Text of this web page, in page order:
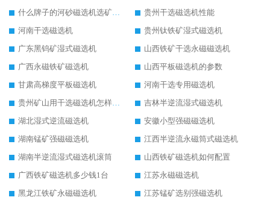
什么牌子的河砂磁选机选矿效果好
贵州干选磁选机性能
河南干选磁选机
贵州钛铁矿湿式磁选机
广东黑钨矿湿式磁选机
山西铁矿干选永磁磁选机
广西永磁铁矿磁选机
山西平板磁选机的参数
甘肃高梯度平板磁选机
河南干选专用磁选机
贵州矿山用干选磁选机怎样调磁
吉林半逆流湿式磁选机
湖北湿式逆流磁选机
安徽小型强磁磁选机
湖南锰矿强磁磁选机
江西半逆流永磁筒式磁选机
湖南半逆流湿式磁选机滚筒
山西铁矿磁选机如何配置
广西铁矿磁选机多少钱1台
江苏永磁磁选机
黑龙江铁矿永磁磁选机
江苏锰矿选别强磁选机